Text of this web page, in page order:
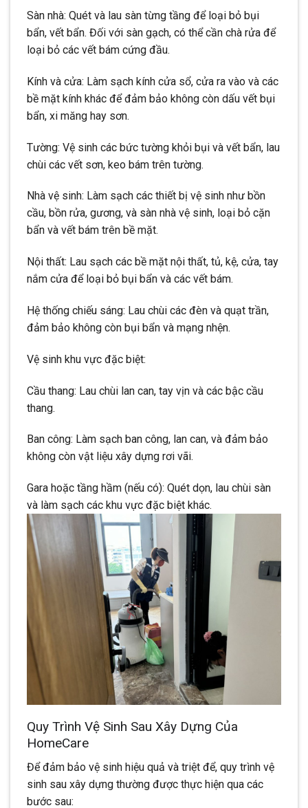
Sàn nhà: Quét và lau sàn từng tầng để loại bỏ bụi
bẩn, vết bẩn. Đối với sàn gạch, có thể cần chà rửa để
loại bỏ các vết bám cứng đầu.
Kính và cửa: Làm sạch kính cửa sổ, cửa ra vào và các
bề mặt kính khác để đảm bảo không còn dấu vết bụi
bẩn, xi măng hay sơn.
Tường: Vệ sinh các bức tường khỏi bụi và vết bẩn, lau
chùi các vết sơn, keo bám trên tường.
Nhà vệ sinh: Làm sạch các thiết bị vệ sinh như bồn
cầu, bồn rửa, gương, và sàn nhà vệ sinh, loại bỏ cặn
bẩn và vết bám trên bề mặt.
Nội thất: Lau sạch các bề mặt nội thất, tủ, kệ, cửa, tay
nắm cửa để loại bỏ bụi bẩn và các vết bám.
Hệ thống chiếu sáng: Lau chùi các đèn và quạt trần,
đảm bảo không còn bụi bẩn và mạng nhện.
Vệ sinh khu vực đặc biệt:
Cầu thang: Lau chùi lan can, tay vịn và các bậc cầu
thang.
Ban công: Làm sạch ban công, lan can, và đảm bảo
không còn vật liệu xây dựng rơi vãi.
Gara hoặc tầng hầm (nếu có): Quét dọn, lau chùi sàn
và làm sạch các khu vực đặc biệt khác.
Quy Trình Vệ Sinh Sau Xây Dựng Của
HomeCare
Để đảm bảo vệ sinh hiệu quả và triệt để, quy trình vệ
sinh sau xây dựng thường được thực hiện qua các
bước sau: